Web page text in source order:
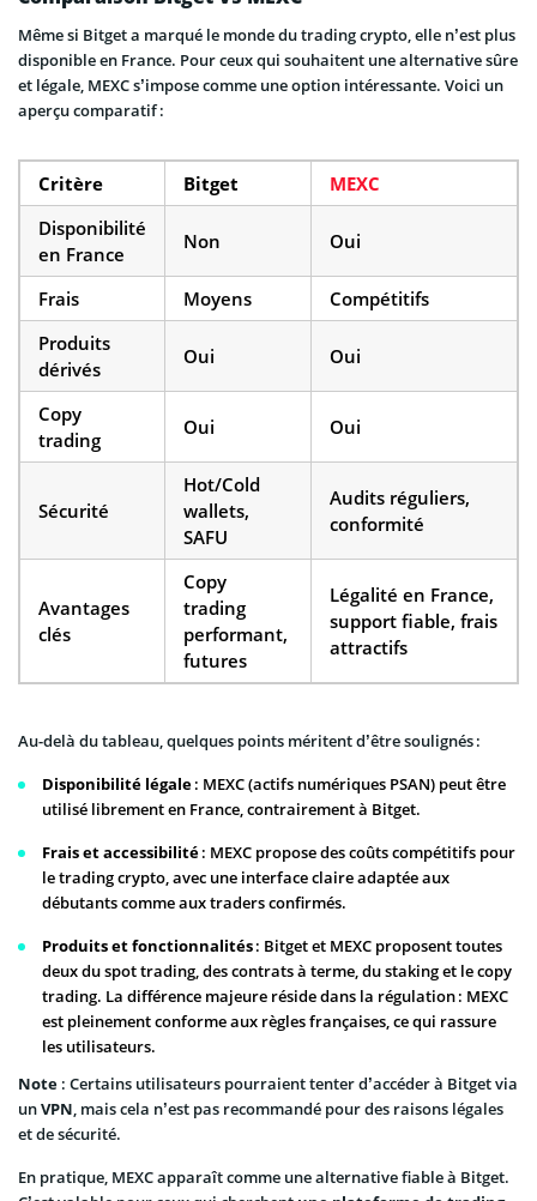
Même si Bitget a marqué le monde du trading crypto, elle n’est plus
disponible en France. Pour ceux qui souhaitent une alternative sûre
et légale, MEXC s’impose comme une option intéressante. Voici un
aperçu comparatif :
Critère Bitget
MEXC
Disponibilité
en France
Non Oui
Frais Moyens
Compétitifs
Produits
dérivés
Oui Oui
Copy
trading
Oui Oui
Sécurité
Hot/Cold
wallets,
SAFU
Audits réguliers,
conformité
Avantages
clés
Copy
trading
performant,
futures
Légalité en France,
support fiable, frais
attractifs
Au-delà du tableau, quelques points méritent d’être soulignés :
Disponibilité légale: MEXC (actifs numériques PSAN) peut être
utilisé librement en France, contrairement à Bitget.
Frais et accessibilité: MEXC propose des coûts compétitifs pour
le trading crypto, avec une interface claire adaptée aux
débutants comme aux traders confirmés.
Produits et fonctionnalités: Bitget et MEXC proposent toutes
deux du spot trading, des contrats à terme, du staking et le copy
trading. La différence majeure réside dans la régulation : MEXC
est pleinement conforme aux règles françaises, ce qui rassure
les utilisateurs.
Note : Certains utilisateurs pourraient tenter d’accéder à Bitget via
unVPN, mais cela n’est pas recommandé pour des raisons légales
et de sécurité.
En pratique, MEXC apparaît comme une alternative fiable à Bitget.